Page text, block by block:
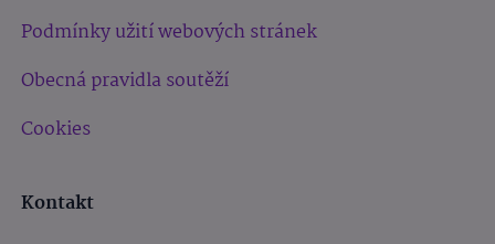
Podmínky užití webových stránek
Obecná pravidla soutěží
Cookies
Kontakt